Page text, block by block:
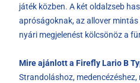
játék közben. A két oldalzseb
apróságoknak, az allover
nyári megjelenést kölcsönöz a
Mire ajánlott a Firefly Lario B
Strandoláshoz,